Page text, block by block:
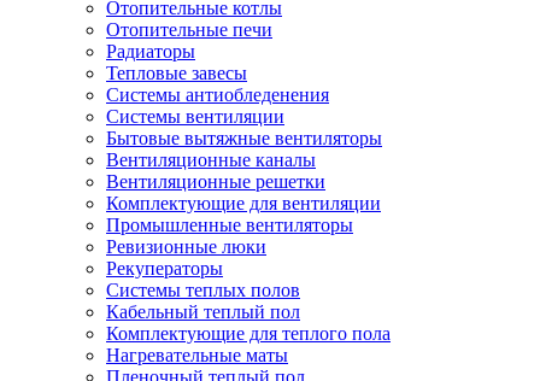
Отопительные котлы
Отопительные печи
Радиаторы
Тепловые завесы
Системы антиобледенения
Системы вентиляции
Бытовые вытяжные вентиляторы
Вентиляционные каналы
Вентиляционные решетки
Комплектующие для вентиляции
Промышленные вентиляторы
Ревизионные люки
Рекуператоры
Системы теплых полов
Кабельный теплый пол
Комплектующие для теплого пола
Нагревательные маты
Пленочный теплый пол